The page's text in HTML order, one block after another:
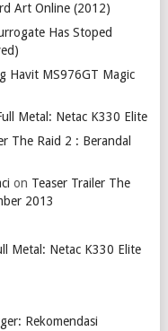
Art Online (2012)
Has Stoped
Havit MS976GT Magic
Metal: Netac K330 Elite
The Raid 2 : Berandal
on Teaser Trailer The
2013
Metal: Netac K330 Elite
Rekomendasi